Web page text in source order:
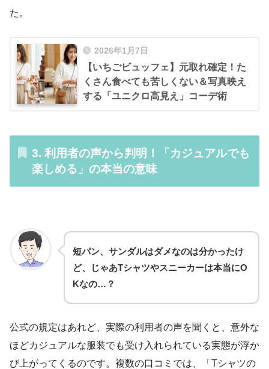
た。
2026年1月7日
【いちごビュッフェ】元取れ確定！た
くさん食べても苦しくない＆写真映え
する「ユニクロ高見え」コーデ術
3. 利用者の声から判明！「カジュアルでも
楽しめる」の本当の意味
短パン、サンダルはダメなのは分かったけ
ど、じゃあTシャツやスニーカーは本当にO
Kなの…？
公式の規定はあれど、実際の利用者の声を聞くと、意外な
ほどカジュアルな服装でも受け入れられている実態が浮か
び上がってくるのです。複数の口コミでは、「Tシャツの